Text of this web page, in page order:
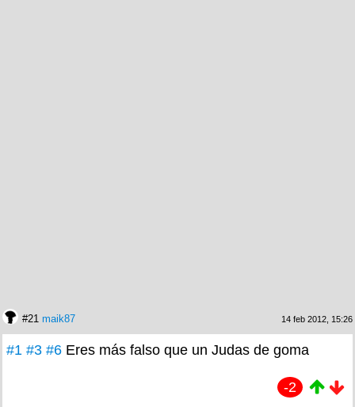
#21 maik87 14 feb 2012, 15:26
#1 #3 #6 Eres más falso que un Judas de goma
-2